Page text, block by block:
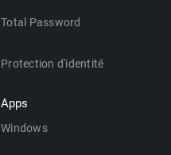
Total Password
Protection d'identité
Apps
Windows